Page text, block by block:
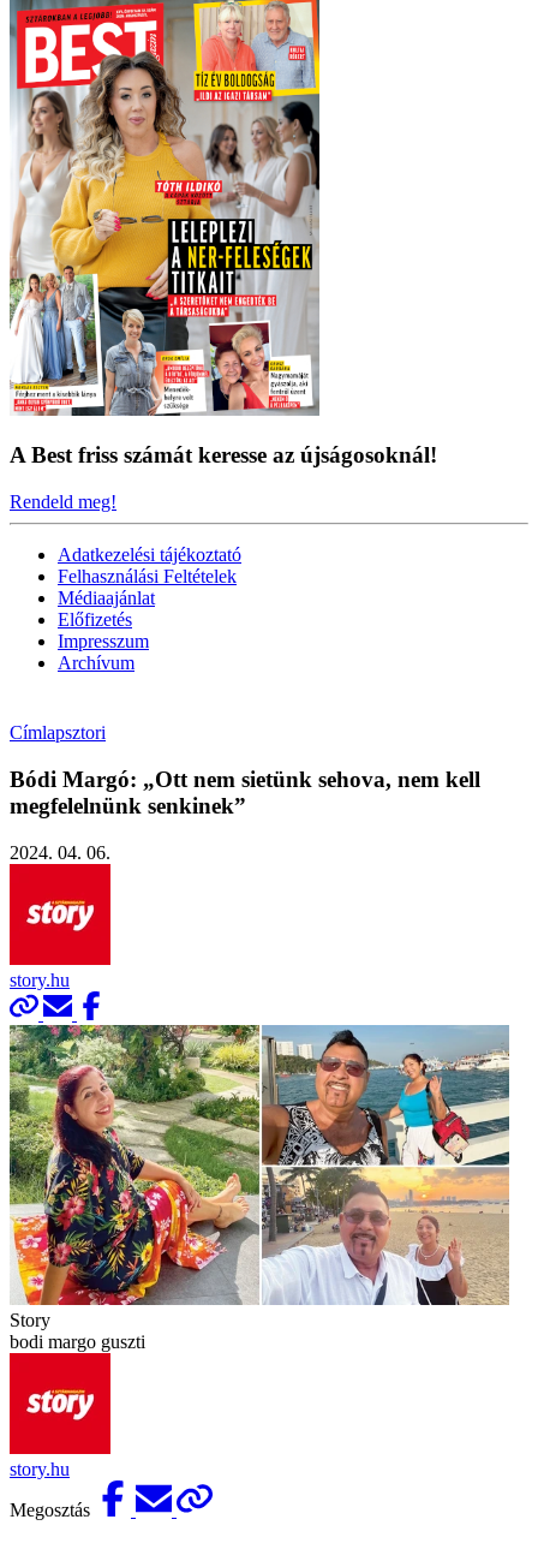
A Best friss számát keresse az újságosoknál!
Rendeld meg!
Adatkezelési tájékoztató
Felhasználási Feltételek
Médiaajánlat
Előfizetés
Impresszum
Archívum
Címlapsztori
Bódi Margó: „Ott nem sietünk sehova, nem kell
megfelelnünk senkinek”
2024. 04. 06.
story.hu
Story
bodi margo guszti
story.hu
Megosztás